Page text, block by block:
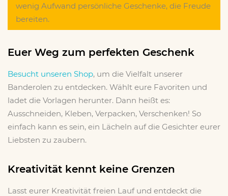
wenig Aufwand persönliche Geschenke, die Freude
bereiten.
Euer Weg zum perfekten Geschenk
Besucht unseren Shop, um die Vielfalt unserer
Banderolen zu entdecken. Wählt eure Favoriten und
ladet die Vorlagen herunter. Dann heißt es:
Ausschneiden, Kleben, Verpacken, Verschenken! So
einfach kann es sein, ein Lächeln auf die Gesichter eurer
Liebsten zu zaubern.
Kreativität kennt keine Grenzen
Lasst eurer Kreativität freien Lauf und entdeckt die